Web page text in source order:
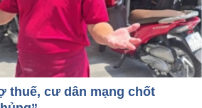
thuế, cư dân mạng chốt